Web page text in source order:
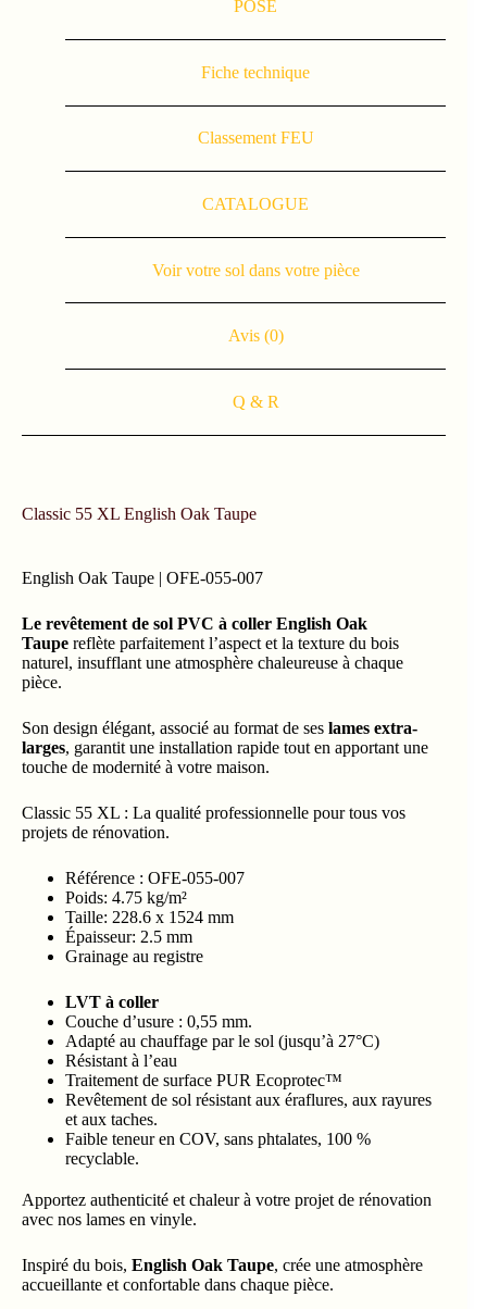
POSE
Fiche technique
Classement FEU
CATALOGUE
Voir votre sol dans votre pièce
Avis (0)
Q & R
Classic 55 XL English Oak Taupe
English Oak Taupe | OFE-055-007
Le revêtement de sol PVC à coller English Oak
Taupe reflète parfaitement l’aspect et la texture du bois
naturel, insufflant une atmosphère chaleureuse à chaque
pièce.
Son design élégant, associé au format de ses lames extra-
larges, garantit une installation rapide tout en apportant une
touche de modernité à votre maison.
Classic 55 XL : La qualité professionnelle pour tous vos
projets de rénovation.
Référence : OFE-055-007
Poids: 4.75 kg/m²
Taille: 228.6 x 1524 mm
Épaisseur: 2.5 mm
Grainage au registre
LVT à coller
Couche d’usure : 0,55 mm.
Adapté au chauffage par le sol (jusqu’à 27°C)
Résistant à l’eau
Traitement de surface PUR Ecoprotec™
Revêtement de sol résistant aux éraflures, aux rayures
et aux taches.
Faible teneur en COV, sans phtalates, 100 %
recyclable.
Apportez authenticité et chaleur à votre projet de rénovation
avec nos lames en vinyle.
Inspiré du bois, English Oak Taupe, crée une atmosphère
accueillante et confortable dans chaque pièce.